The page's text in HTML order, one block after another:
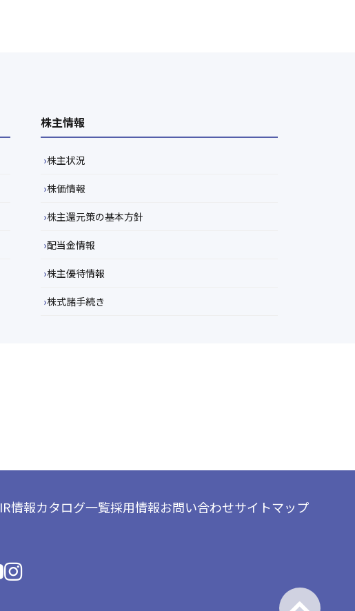
株主情報
株主状況
株価情報
株主還元策の基本方針
配当金情報
株主優待情報
株式諸手続き
IR情報カタログ一覧採用情報お問い合わせサイトマップ